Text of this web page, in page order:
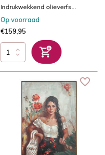
Indrukwekkend olieverfs...
Op voorraad
€159,95